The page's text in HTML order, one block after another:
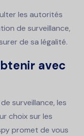
les autorités
de surveillance,
de sa légalité.
avec
surveillance, les
choix sur les
promet de vous